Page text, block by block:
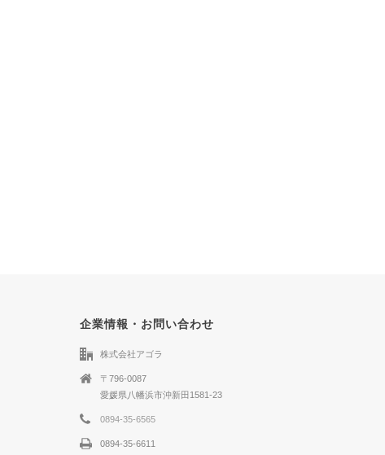
企業情報・お問い合わせ
株式会社アゴラ
〒796-0087
愛媛県八幡浜市沖新田1581-23
0894-35-6565
0894-35-6611